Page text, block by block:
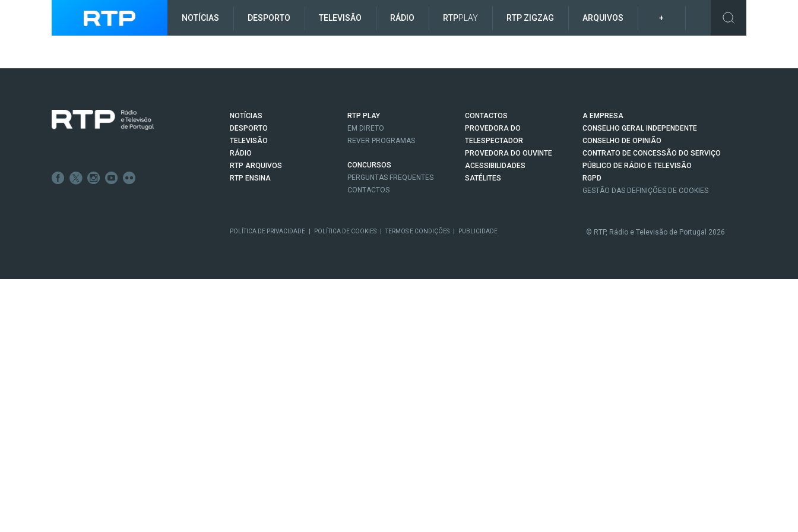
NOTÍCIAS DESPORTO TELEVISÃO RÁDIO RTPPLAY RTP ZIGZAG ARQUIVOS +
NOTÍCIAS
DESPORTO
TELEVISÃO
RÁDIO
RTP ARQUIVOS
RTP ENSINA
RTP PLAY
EM DIRETO
REVER PROGRAMAS
CONCURSOS
PERGUNTAS FREQUENTES
CONTACTOS
CONTACTOS
PROVEDORA DO
TELESPECTADOR
PROVEDORA DO OUVINTE
ACESSIBILIDADES
SATÉLITES
A EMPRESA
CONSELHO GERAL INDEPENDENTE
CONSELHO DE OPINIÃO
CONTRATO DE CONCESSÃO DO SERVIÇO
PÚBLICO DE RÁDIO E TELEVISÃO
RGPD
GESTÃO DAS DEFINIÇÕES DE COOKIES
POLÍTICA DE PRIVACIDADE POLÍTICA DE COOKIES TERMOS E CONDIÇÕES PUBLICIDADE © RTP, Rádio e Televisão de Portugal 2026